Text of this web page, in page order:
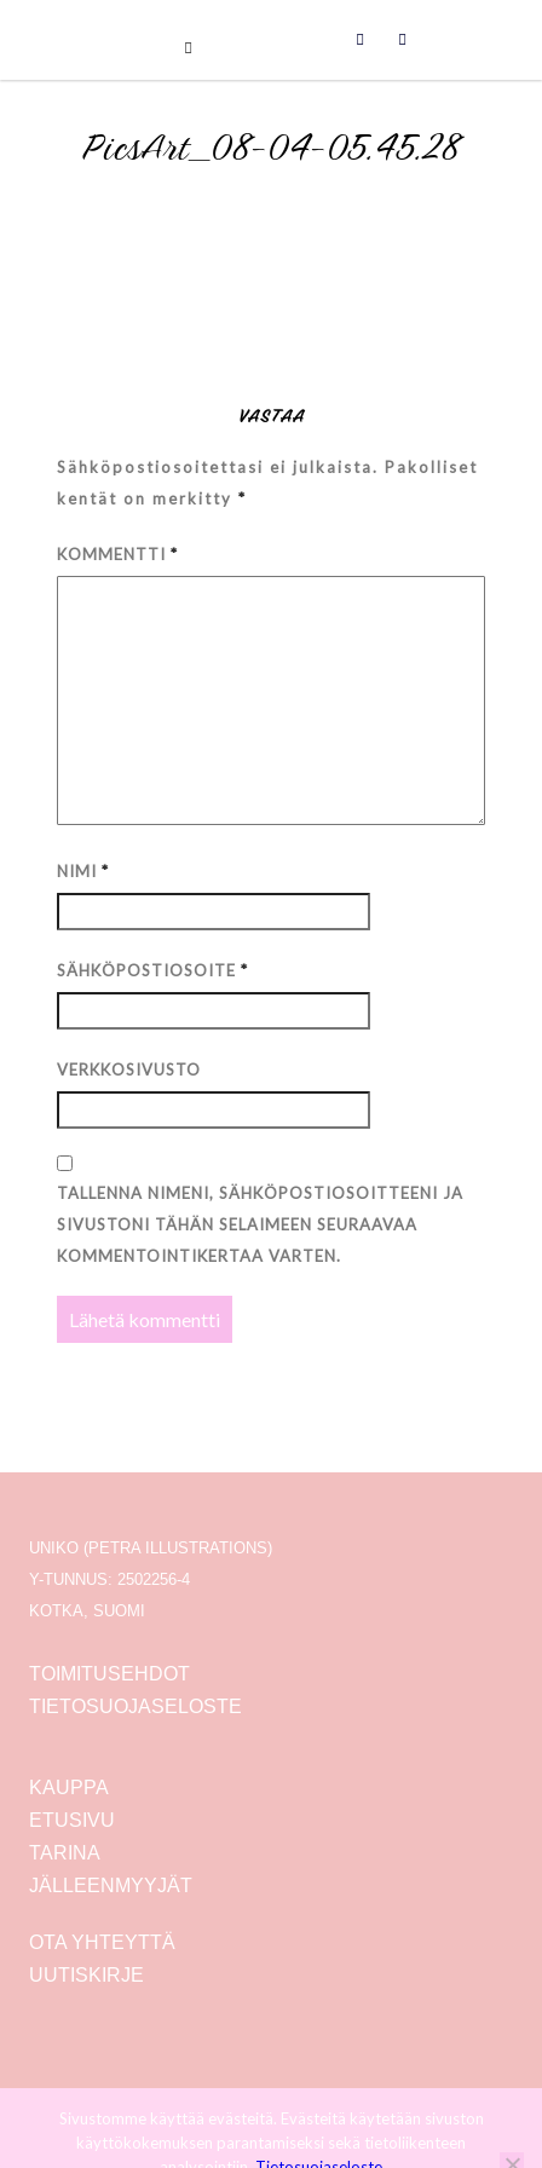
PicsArt_08-04-05.45.28
VASTAA
Sähköpostiosoitettasi ei julkaista. Pakolliset
kentät on merkitty*
KOMMENTTI*
NIMI*
SÄHKÖPOSTIOSOITE*
VERKKOSIVUSTO
TALLENNA NIMENI, SÄHKÖPOSTIOSOITTEENI JA
SIVUSTONI TÄHÄN SELAIMEEN SEURAAVAA
KOMMENTOINTIKERTAA VARTEN.
UNIKO (PETRA ILLUSTRATIONS)
Y-TUNNUS: 2502256-4
KOTKA, SUOMI
TOIMITUSEHDOT
TIETOSUOJASELOSTE
KAUPPA
ETUSIVU
TARINA
JÄLLEENMYYJÄT
OTA YHTEYTTÄ
UUTISKIRJE
Sivustomme käyttää evästeitä. Evästeitä käytetään sivuston
käyttökokemuksen parantamiseksi sekä tietoliikenteen